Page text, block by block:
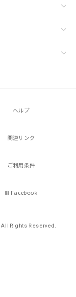
ヘルプ
関連リンク
ご利用条件
Facebook
All Rights Reserved.